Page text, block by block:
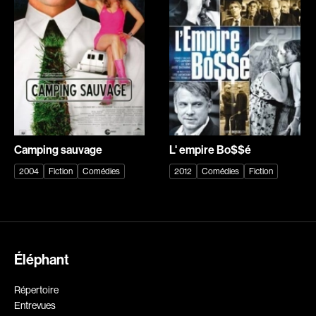
Romantiques
Science-fiction
Sports
Thrillers
Western
Décennies
1920
1930
1940
1950
1960
1970
2000
2010
(Daniel Grou) Podz
Recherche par mots-clés
Films, personnes, entrevues, bandes annonces ...
Camping sauvage
2004 Fiction Comédies
L' empire Bo$$é
2012 Comédies Fiction
Éléphant
Répertoire
Entrevues